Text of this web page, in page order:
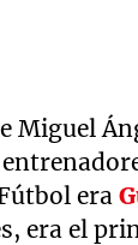
Miguel
era
era el